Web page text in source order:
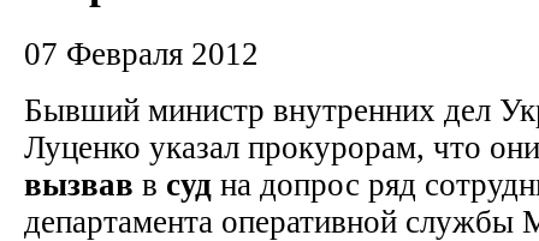
07 Февраля 2012
Бывший министр внутренних дел
Луценко указал прокурорам, что
вызвав в суд на допрос ряд
департамента оперативной